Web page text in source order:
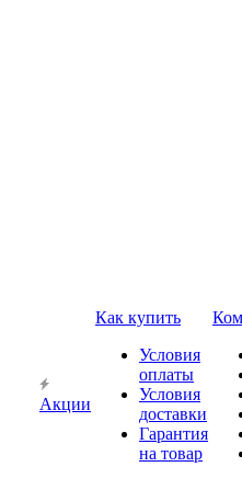
Акции
Как купить
Условия
оплаты
Условия
доставки
Гарантия
на товар